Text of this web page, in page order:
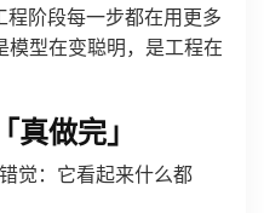
阶段每一步都在用更多
型在变聪明，是工程在
做完」
觉：它看起来什么都